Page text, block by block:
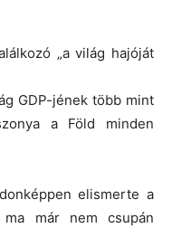
„a világ hajóját
GDP-jének több mint
a Föld minden
elismerte a
már nem csupán